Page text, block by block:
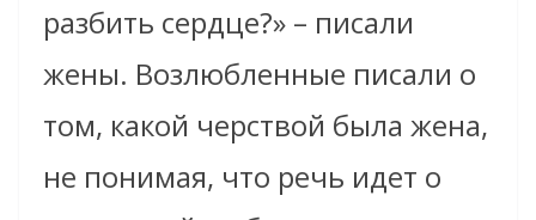
разбить сердце?» – писали
жены. Возлюбленные писали о
том, какой черствой была жена,
не понимая, что речь идет о